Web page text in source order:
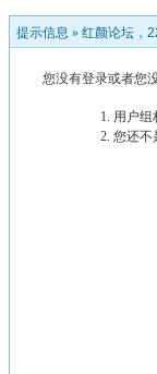
提示信息 » 红颜论坛，
您没有登录或者您
用户组
您还不